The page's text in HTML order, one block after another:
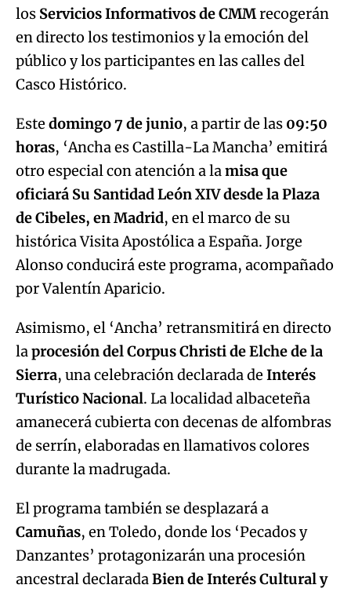
los Servicios Informativos de CMMrecogerán
en directo los testimonios y la emoción del
público y los participantes en las calles del
Casco Histórico.
Este domingo 7 de junio, a partir de las 09:50
horas, ‘Ancha es Castilla-La Mancha’ emitirá
otro especial con atención a lamisa que
oficiará Su Santidad León XIV desde la Plaza
de Cibeles, en Madrid, en el marco de su
histórica Visita Apostólica a España. Jorge
Alonso conducirá este programa, acompañado
por Valentín Aparicio.
Asimismo, el ‘Ancha’ retransmitirá en directo
laprocesión del Corpus Christi de Elche de la
Sierra, una celebración declarada de Interés
Turístico Nacional. La localidad albaceteña
amanecerá cubierta con decenas de alfombras
de serrín, elaboradas en llamativos colores
durante la madrugada.
El programa también se desplazará a
Camuñas, en Toledo, donde los ‘Pecados y
Danzantes’ protagonizarán una procesión
ancestral declaradaBien de Interés Cultural y